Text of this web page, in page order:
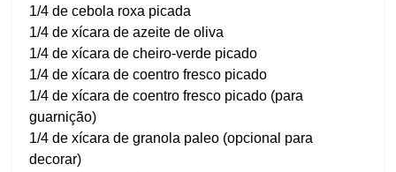
1/4 de cebola roxa picada
1/4 de xícara de azeite de oliva
1/4 de xícara de cheiro-verde picado
1/4 de xícara de coentro fresco picado
1/4 de xícara de coentro fresco picado (para
guarnição)
1/4 de xícara de granola paleo (opcional para
decorar)